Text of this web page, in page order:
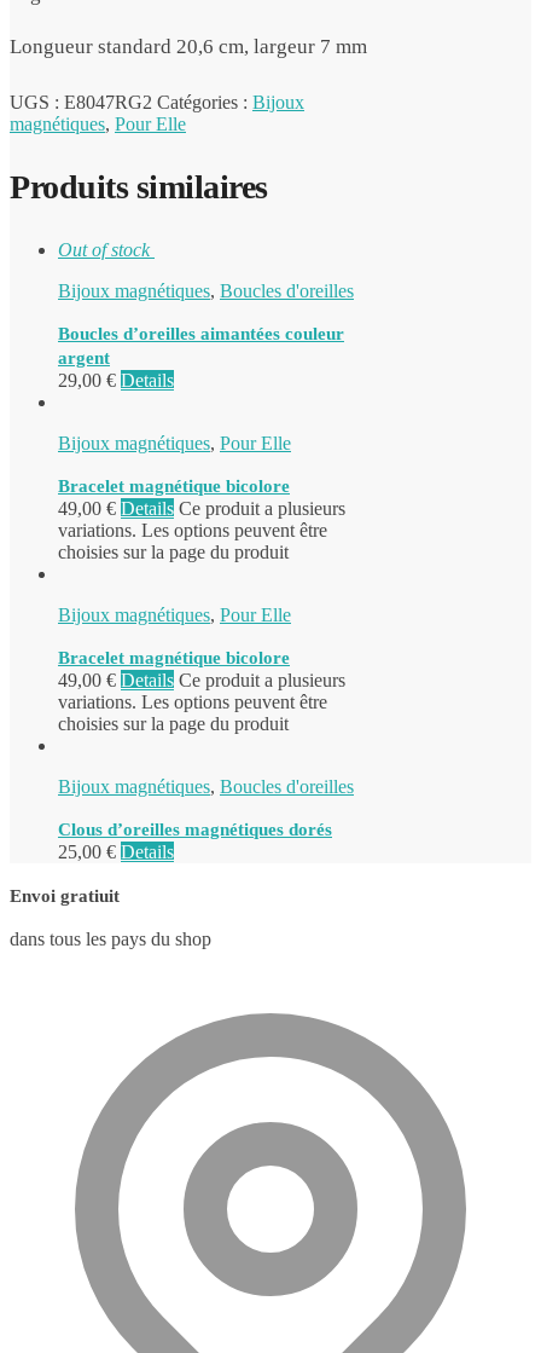
Longueur standard 20,6 cm, largeur 7 mm
UGS : E8047RG2 Catégories : Bijoux
magnétiques, Pour Elle
Produits similaires
Out of stock
Bijoux magnétiques, Boucles d'oreilles
Boucles d’oreilles aimantées couleur
argent
29,00 € Details
Bijoux magnétiques, Pour Elle
Bracelet magnétique bicolore
49,00 € Details Ce produit a plusieurs
variations. Les options peuvent être
choisies sur la page du produit
Bijoux magnétiques, Pour Elle
Bracelet magnétique bicolore
49,00 € Details Ce produit a plusieurs
variations. Les options peuvent être
choisies sur la page du produit
Bijoux magnétiques, Boucles d'oreilles
Clous d’oreilles magnétiques dorés
25,00 € Details
Envoi gratiuit
dans tous les pays du shop